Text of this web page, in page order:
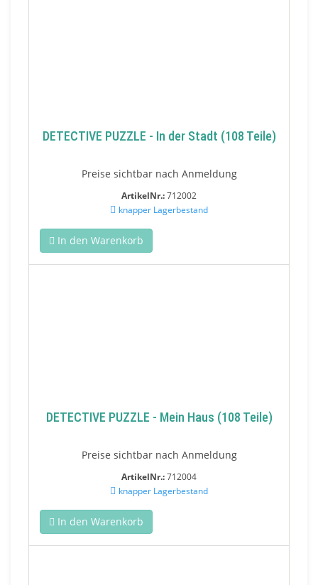
DETECTIVE PUZZLE - In der Stadt (108 Teile)
Preise sichtbar nach Anmeldung
ArtikelNr.:712002
knapper Lagerbestand
In den Warenkorb
DETECTIVE PUZZLE - Mein Haus (108 Teile)
Preise sichtbar nach Anmeldung
ArtikelNr.:712004
knapper Lagerbestand
In den Warenkorb